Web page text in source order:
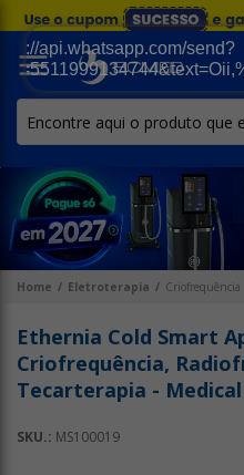
Home Eletroterapia Criofrequência
Ethernia Cold Smart
Criofrequência,
Tecarterapia - Medical
SKU.: MS100019